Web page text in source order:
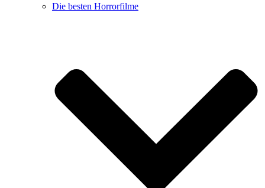
Die besten Horrorfilme